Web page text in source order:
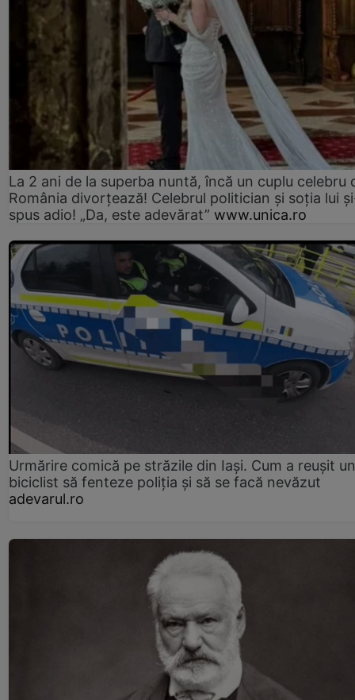
La 2 ani de la superba nuntă, încă un cuplu celebru
România divorțează! Celebrul politician și soția lui
spus adio! „Da, este adevărat” www.unica.ro
Urmărire comică pe străzile din Iași. Cum a reușit un
biciclist să fenteze poliția și să se facă nevăzut
adevarul.ro